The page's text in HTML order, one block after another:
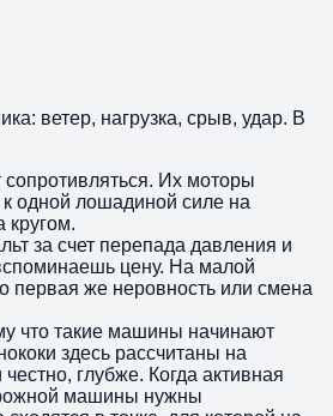
ветер, нагрузка, срыв, удар. В
сопротивляться. Их моторы
одной лошадиной силе на
кругом.
за счет перепада давления и
цену. На малой
первая же неровность или смена
что такие машины начинают
здесь рассчитаны на
глубже. Когда активная
машины нужны